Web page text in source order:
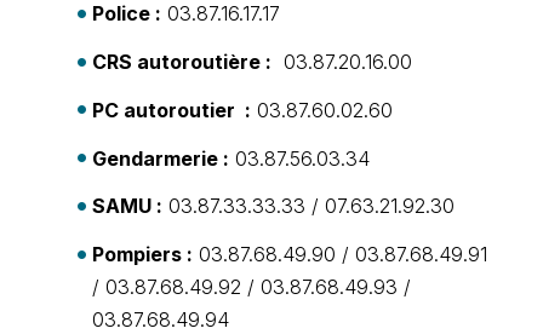
Police : 03.87.16.17.17
CRS autoroutière : 03.87.20.16.00
PC autoroutier : 03.87.60.02.60
Gendarmerie : 03.87.56.03.34
SAMU : 03.87.33.33.33 / 07.63.21.92.30
Pompiers : 03.87.68.49.90 / 03.87.68.49.91
/ 03.87.68.49.92 / 03.87.68.49.93 /
03.87.68.49.94